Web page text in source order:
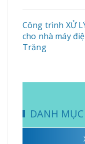
Công trình XỬ
cho nhà máy
Trăng
DANH